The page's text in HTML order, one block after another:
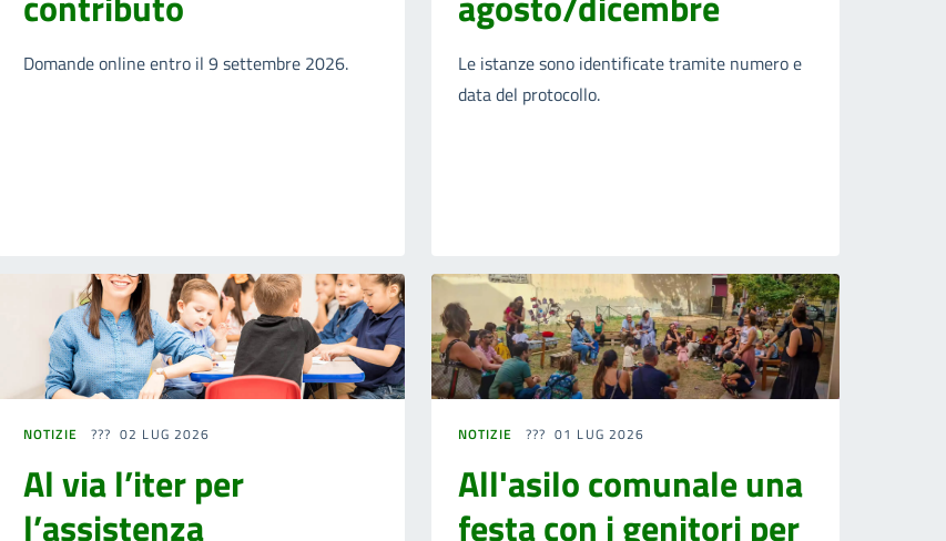
Domande online entro il 9 settembre 2026.
Le istanze sono identificate tramite numero e
data del protocollo.
NOTIZIE 02 LUG 2026
Al via l’iter per
l’assistenza
NOTIZIE 01 LUG 2026
All'asilo comunale una
festa con i genitori per